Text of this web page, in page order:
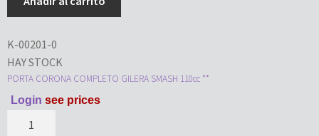
K-00201-0
HAY STOCK
PORTA CORONA COMPLETO GILERA SMASH 110cc **
Login see prices